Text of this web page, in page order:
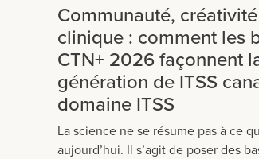
Communauté,
clinique : comment les
CTN+ 2026 façonnent
génération de ITSS
domaine ITSS
La science ne se résume pas à ce
aujourd’hui. Il s’agit de poser des